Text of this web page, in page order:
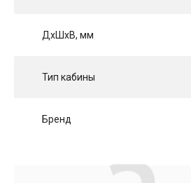
ДхШхВ, мм
Тип кабины
Бренд